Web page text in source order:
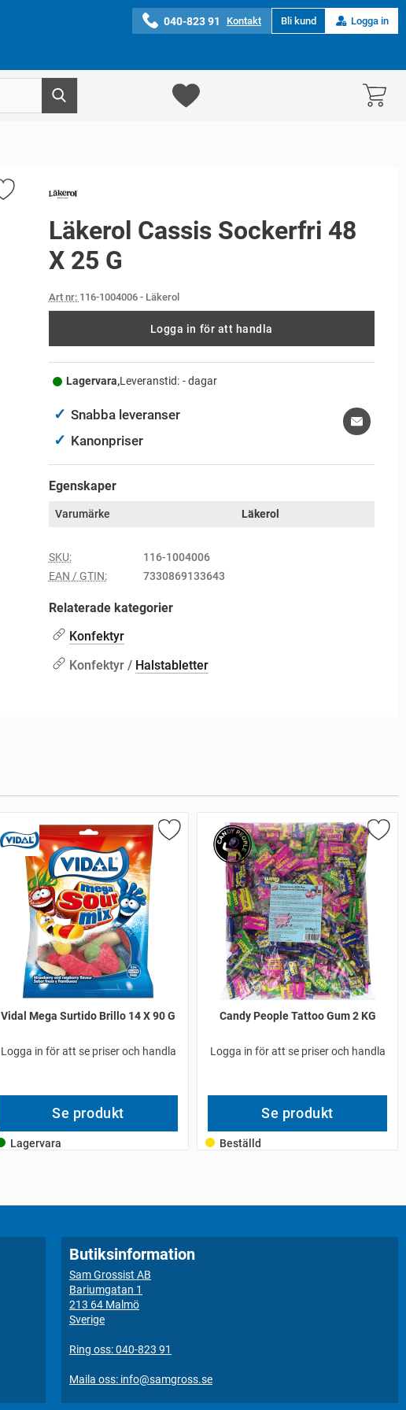
040-823 91 Kontakt Bli kund Logga in
Läkerol Cassis Sockerfri 48
X 25 G
Art nr: 116-1004006- Läkerol
Logga in för att handla
Lagervara,Leveranstid: - dagar
✓ Snabba leveranser
✓ Kanonpriser
Egenskaper
Varumärke Läkerol
SKU:
116-1004006
EAN / GTIN:
7330869133643
Relaterade kategorier
Konfektyr
Konfektyr / Halstabletter
Vidal Mega Surtido Brillo 14 X 90 G
Logga in för att se priser och handla
Se produkt
Lagervara
Candy People Tattoo Gum 2 KG
Logga in för att se priser och handla
Se produkt
Beställd
Butiksinformation
Sam Grossist AB
Bariumgatan 1
213 64 Malmö
Sverige
Ring oss: 040-823 91
Maila oss: info@samgross.se